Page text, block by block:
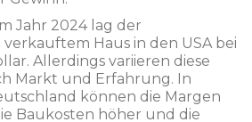
Jahr 2024 lag der
Haus in den USA bei
Allerdings variieren diese
Markt und Erfahrung. In
können die Margen
Baukosten höher und die